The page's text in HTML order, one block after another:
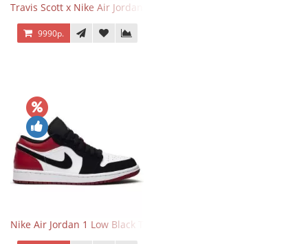
Travis Scott x Nike Air Jordan 1 Retro Low OG SP Olive
9990р.
Nike Air Jordan 1 Low Black Toe